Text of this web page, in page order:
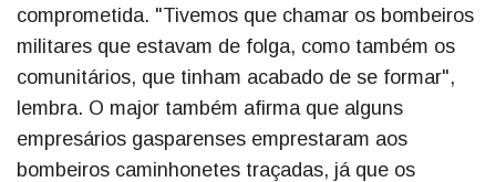
comprometida. "Tivemos que chamar os bombeiros
militares que estavam de folga, como também os
comunitários, que tinham acabado de se formar",
lembra. O major também afirma que alguns
empresários gasparenses emprestaram aos
bombeiros caminhonetes traçadas, já que os